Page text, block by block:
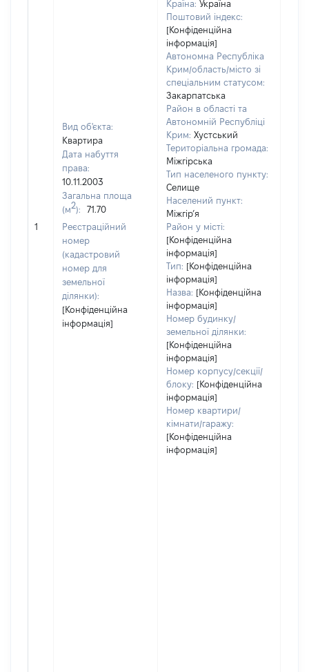
1
Вид об'єкта:
Квартира
Дата набуття
права:
10.11.2003
Загальна площа
(м2):
71.70
Реєстраційний
номер
(кадастровий
номер для
земельної
ділянки):
[Конфіденційна
інформація]
Країна: Україна
Поштовий індекс:
[Конфіденційна
інформація]
Автономна Республіка
Крим/область/місто зі
спеціальним статусом:
Закарпатська
Район в області та
Автономній Республіці
Крим: Хустський
Територіальна громада:
Міжгірська
Тип населеного пункту:
Селище
Населений пункт:
Міжгір’я
Район у місті:
[Конфіденційна
інформація]
Тип: [Конфіденційна
інформація]
Назва: [Конфіденційна
інформація]
Номер будинку/
земельної ділянки:
[Конфіденційна
інформація]
Номер корпусу/секції/
блоку: [Конфіденційна
інформація]
Номер квартири/
кімнати/гаражу:
[Конфіденційна
інформація]